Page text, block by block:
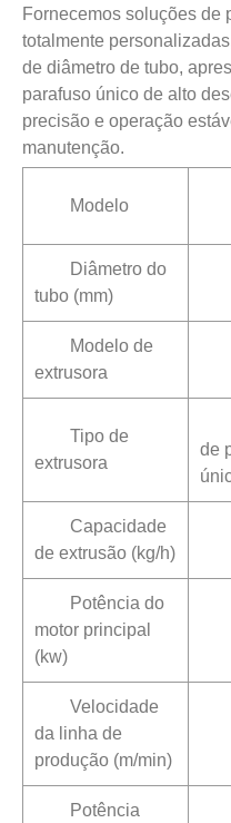
Fornecemos soluções de
totalmente
de diâmetro de tubo,
parafuso único de alto
precisão e operação
manutenção.
Modelo
Diâmetro do
tubo (mm)
Modelo de
extrusora
Tipo de
extrusora
de
Capacidade
de extrusão (kg/h)
Potência do
motor principal
(kw)
Velocidade
da linha de
produção (m/min)
Potência